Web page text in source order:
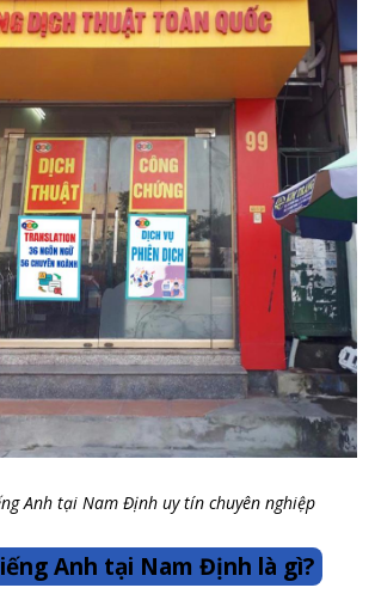
Anh tại Nam Định uy tín chuyên nghiệp
Anh tại Nam Định là gì?